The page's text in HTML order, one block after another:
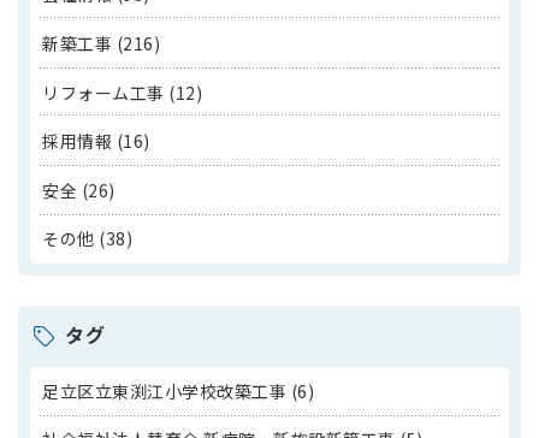
新築工事 (216)
リフォーム工事 (12)
採用情報 (16)
安全 (26)
その他 (38)
タグ
足立区立東渕江小学校改築工事 (6)